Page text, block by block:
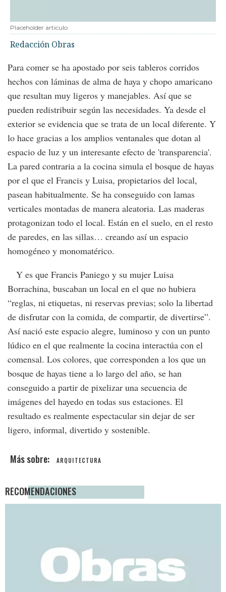
Placeholder articulo
Redacción Obras
Para comer se ha apostado por seis tableros corridos
hechos con láminas de alma de haya y chopo amaricano
que resultan muy ligeros y manejables. Así que se
pueden redistribuir según las necesidades. Ya desde el
exterior se evidencia que se trata de un local diferente. Y
lo hace gracias a los amplios ventanales que dotan al
espacio de luz y un interesante efecto de 'transparencia'.
La pared contraria a la cocina simula el bosque de hayas
por el que el Francis y Luisa, propietarios del local,
pasean habitualmente. Se ha conseguido con lamas
verticales montadas de manera aleatoria. Las maderas
protagonizan todo el local. Están en el suelo, en el resto
de paredes, en las sillas… creando así un espacio
homogéneo y monomatérico.
Y es que Francis Paniego y su mujer Luisa
Borrachina, buscaban un local en el que no hubiera
“reglas, ni etiquetas, ni reservas previas; solo la libertad
de disfrutar con la comida, de compartir, de divertirse”.
Así nació este espacio alegre, luminoso y con un punto
lúdico en el que realmente la cocina interactúa con el
comensal. Los colores, que corresponden a los que un
bosque de hayas tiene a lo largo del año, se han
conseguido a partir de pixelizar una secuencia de
imágenes del hayedo en todas sus estaciones. El
resultado es realmente espectacular sin dejar de ser
ligero, informal, divertido y sostenible.
ARQUITECTURA
RECOMENDACIONES